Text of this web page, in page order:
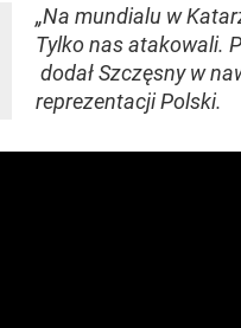
„Na mundialu w
Tylko nas atakowali.
dodał Szczęsny w
reprezentacji Polski.